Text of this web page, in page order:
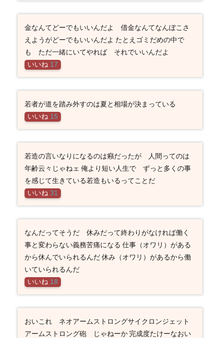
金なんてどーでもいいんだよ 借金なんてなんぼこさ
えようがどーでもいいんだよ たとえゴミだめの中で
も ただ一緒にいてやれば それでいいんだよ
いいね 17
若者が道を踏み外すのは夏と相場が決まっている
いいね 15
若造の言いなりになるのは癪だったが 人間ってのは
年齢云々じゃねェ 俺より短い人生で ずっと多くの事
を感じて生きている若造もいるってことだ
いいね 31
なんだってそうだ 休みだって終わりがなければ働く
事と変わらない義務苦痛になる 仕事（オワリ）がある
から休んでいられるんだ 休み（オワリ）があるから働
いていられるんだ
いいね 18
おいこれ ネオアームストロングサイクロンジェット
アームストロング砲 じゃねーか 完成度たけーなおい